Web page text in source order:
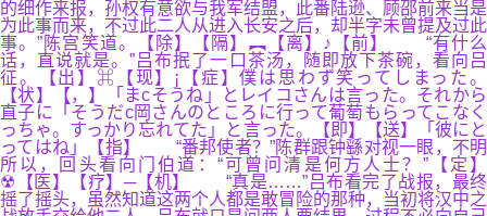
的细作来报，孙权有意欲与我军结盟，此番陆逊、顾邵前来当是
为此事而来，不过此二人从进入长安之后，却半字未曾提及过此
事。”陈宫笑道。【除】【隔】︻【离】♪【前】 “有什么
话，直说就是。”吕布抿了一口茶汤，随即放下茶碗，看向吕
征。【出】⌘【现】¡【症】僕は思わず笑ってしまった。
【状】【，】「まcそうね」とレイコさんは言った。それから
直子に「そうだc岡さんのところに行って葡萄もらってこなく
っちゃ。すっかり忘れてた」と言った。【即】【送】「彼にと
ってはね」【指】 “番邦使者？”陈群跟钟繇对视一眼，不明
所以，回头看向门伯道：“可曾问清是何方人士？”【定】
☢【医】【疗】─【机】 “真是……”吕布看完了战报，最终
摇了摇头，虽然知道这两个人都是敢冒险的那种，当初将汉中之